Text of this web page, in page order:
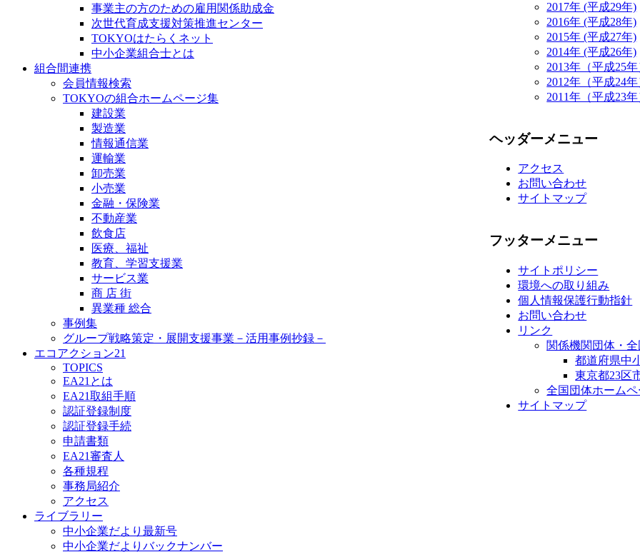
事業主の方のための雇用関係助成金
次世代育成支援対策推進センター
TOKYOはたらくネット
中小企業組合士とは
組合間連携
会員情報検索
TOKYOの組合ホームページ集
建設業
製造業
情報通信業
運輸業
卸売業
小売業
金融・保険業
不動産業
飲食店
医療、福祉
教育、学習支援業
サービス業
商 店 街
異業種 総合
事例集
グループ戦略策定・展開支援事業－活用事例抄録－
エコアクション21
TOPICS
EA21とは
EA21取組手順
認証登録制度
認証登録手続
申請書類
EA21審査人
各種規程
事務局紹介
アクセス
ライブラリー
中小企業だより最新号
中小企業だよりバックナンバー
2017年 (平成29年)
2016年 (平成28年)
2015年 (平成27年)
2014年 (平成26年)
2013年（平成25年
2012年（平成24年
2011年（平成23年
ヘッダーメニュー
アクセス
お問い合わせ
サイトマップ
フッターメニュー
サイトポリシー
環境への取り組み
個人情報保護行動指針
お問い合わせ
リンク
関係機関団体・
都道府県中
東京都23区
全国団体ホーム
サイトマップ